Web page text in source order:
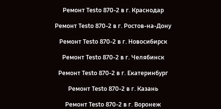
Ремонт Testo 870-2 в г. Краснодар
Ремонт Testo 870-2 в г. Ростов-на-Дону
Ремонт Testo 870-2 в г. Новосибирск
Ремонт Testo 870-2 в г. Челябинск
Ремонт Testo 870-2 в г. Екатеринбург
Ремонт Testo 870-2 в г. Казань
Ремонт Testo 870-2 в г. Воронеж